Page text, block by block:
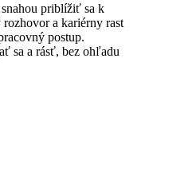
snahou priblížiť sa k
rozhovor a kariérny rast
postup.
sa a rásť, bez ohľadu